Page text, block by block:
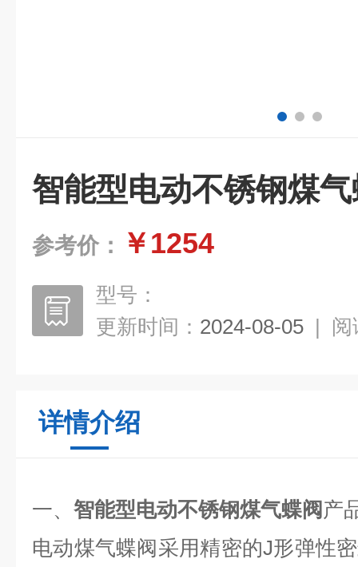
智能型电动不锈钢煤
参考价： ￥1254
型号：
更新时间： 2024-08-05 | 阅
详情介绍
一、 智能型电动不锈钢煤气蝶阀 产
电动煤气蝶阀采用精密的J形弹性